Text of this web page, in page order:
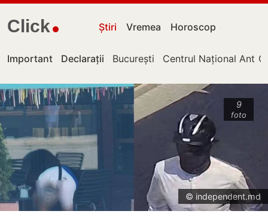
Click Știri Vremea Horoscop
Important Declarații București Centrul Național
9
foto
© independent.md